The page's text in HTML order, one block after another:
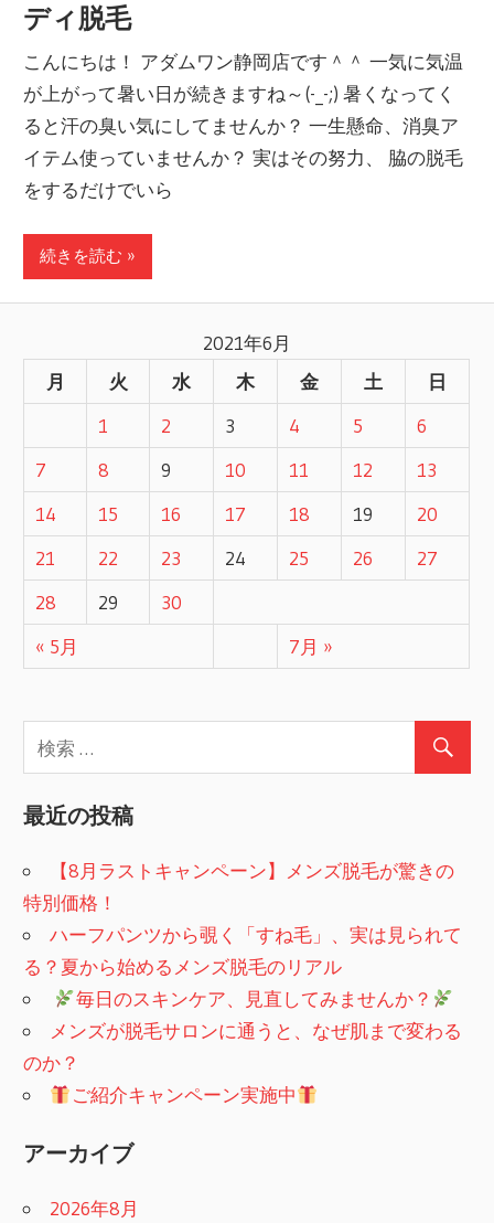
ディ脱毛
こんにちは！ アダムワン静岡店です＾＾ 一気に気温
が上がって暑い日が続きますね～(-_-;) 暑くなってく
ると汗の臭い気にしてませんか？ 一生懸命、消臭ア
イテム使っていませんか？ 実はその努力、 脇の脱毛
をするだけでいら
続きを読む »
2021年6月
月
火 水 木 金 土 日
« 5月 7月 »
1 2 3 4 5
6
7
8 9 10 11 12
13
14
15 16 17 18 19
20
21
22 23 24 25 26
27
28
29 30
最近の投稿
【8月ラストキャンペーン】メンズ脱毛が驚きの
特別価格！
ハーフパンツから覗く「すね毛」、実は見られて
る？夏から始めるメンズ脱毛のリアル
毎日のスキンケア、見直してみませんか？
メンズが脱毛サロンに通うと、なぜ肌まで変わる
のか？
ご紹介キャンペーン実施中
アーカイブ
2026年8月